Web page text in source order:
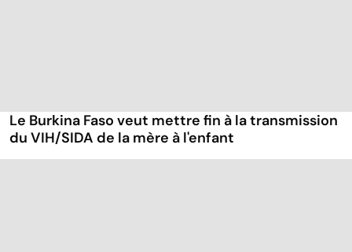
Le Burkina Faso veut mettre fin à la transmission
du VIH/SIDA de la mère à l'enfant